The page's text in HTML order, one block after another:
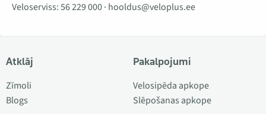
Veloserviss:56 229 000· hooldus@veloplus.ee
Atklāj
Zīmoli
Blogs
Pakalpojumi
Velosipēda apkope
Slēpošanas apkope